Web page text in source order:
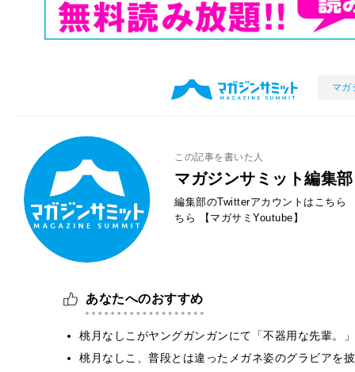
マガ
この記事を書いた人
マガジンサミット編集部
編集部のTwitterアカウントはこちら
ちら
【マガサミYoutube】
あなたへのおすすめ
桃月なしこがヤングガンガンにて「不器用な先輩。
桃月なしこ、普段とは違ったメガネ姿のグラビアを